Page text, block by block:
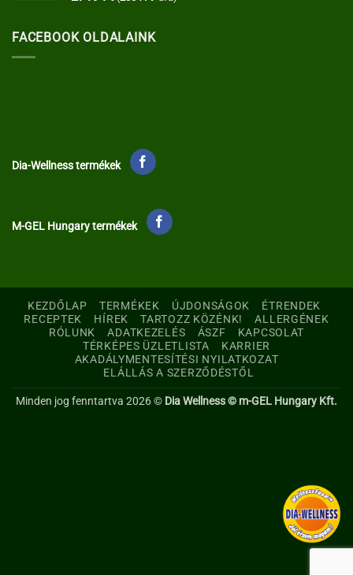
FACEBOOK OLDALAINK
Dia-Wellness termékek
M-GEL Hungary termékek
KEZDŐLAP TERMÉKEK ÚJDONSÁGOK
ÉTRENDEK
RECEPTEK
HÍREK TARTOZZ KÖZÉNK!
ALLERGÉNEK
RÓLUNK
ADATKEZELÉS ÁSZF
KAPCSOLAT
TÉRKÉPES ÜZLETLISTA
KARRIER
AKADÁLYMENTESÍTÉSI NYILATKOZAT
ELÁLLÁS A SZERZŐDÉSTŐL
Minden jog fenntartva 2026 © Dia Wellness © m-GEL Hungary Kft.